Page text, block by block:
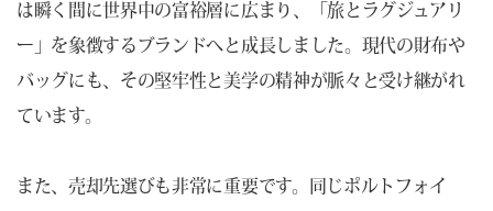
は瞬く間に世界中の富裕層に広まり、「旅とラグジュアリ
ー」を象徴するブランドへと成長しました。現代の財布や
バッグにも、その堅牢性と美学の精神が脈々と受け継がれ
ています。
また、売却先選びも非常に重要です。同じポルトフォイ